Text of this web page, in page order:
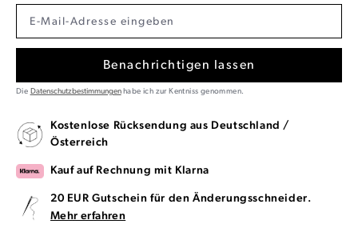
Benachrichtigen lassen
Die Datenschutzbestimmungenhabe ich zur Kentniss genommen.
Kostenlose Rücksendung aus Deutschland /
Österreich
Kauf auf Rechnung mit Klarna
20 EUR Gutschein für den Änderungsschneider.
Mehr erfahren